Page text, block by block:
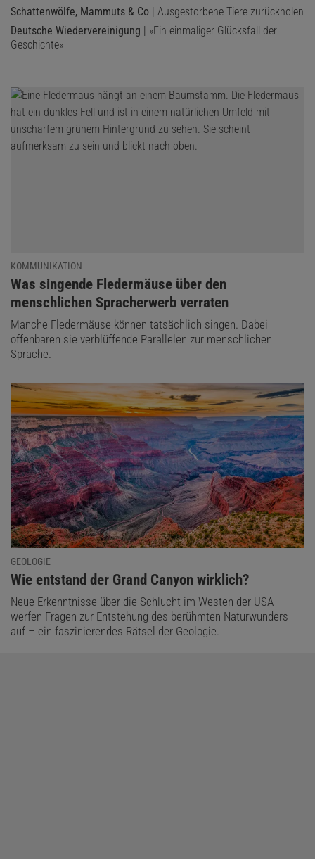
Schattenwölfe, Mammuts & Co | Ausgestorbene Tiere zurückholen
Deutsche Wiedervereinigung | »Ein einmaliger Glücksfall der
Geschichte«
KOMMUNIKATION
:
Was singende Fledermäuse über den
menschlichen Spracherwerb verraten
Manche Fledermäuse können tatsächlich singen. Dabei
offenbaren sie verblüffende Parallelen zur menschlichen
Sprache.
GEOLOGIE
:
Wie entstand der Grand Canyon wirklich?
Neue Erkenntnisse über die Schlucht im Westen der USA
werfen Fragen zur Entstehung des berühmten Naturwunders
auf – ein faszinierendes Rätsel der Geologie.